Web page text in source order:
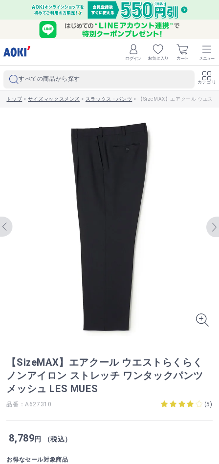
すべての商品から探す カテゴリ
トップ>サイズマックスメンズ > スラックス・パンツ > 【SizeMAX】エアクール ウエス
【SizeMAX】エアクール ウエストらくらく
ノンアイロン ストレッチ ワンタックパンツ
メッシュ LES MUES
品番：A627310 (5)
8,789円 （税込）
お得なセール対象商品